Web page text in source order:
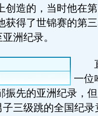
创造的，当时他在
获得了世锦赛的第
洲纪录。
直
一位
振先的亚洲纪录，
三级跳的全国纪